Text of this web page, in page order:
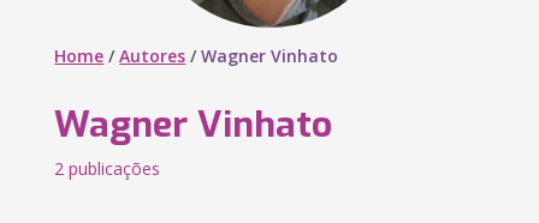
Home /Autores /Wagner Vinhato
Wagner Vinhato
2 publicações